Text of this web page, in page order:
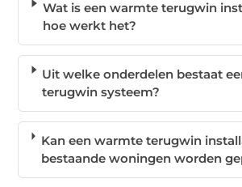
Wat is een warmte terugwin
hoe werkt het?
Uit welke onderdelen bestaat
terugwin systeem?
Kan een warmte terugwin
bestaande woningen worden